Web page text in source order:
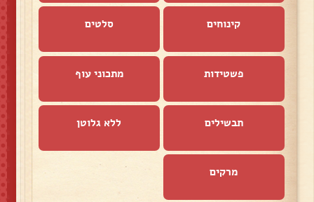
קינוחים סלטים
פשטידות מתכוני עוף
תבשילים ללא גלוטן
מרקים